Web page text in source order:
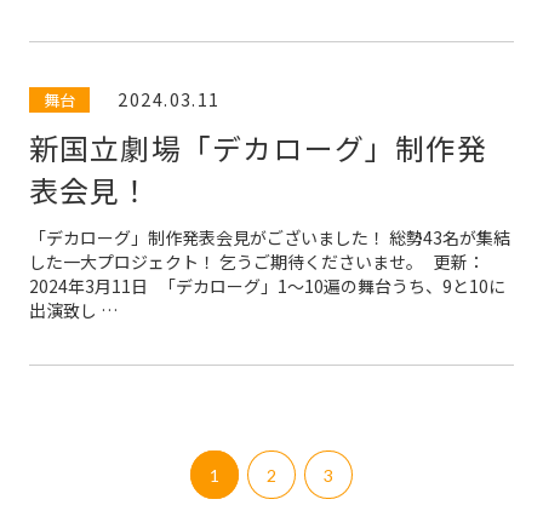
舞台 2024.03.11
新国立劇場「デカローグ」制作発
表会見！
「デカローグ」制作発表会見がございました！ 総勢43名が集結
した一大プロジェクト！ 乞うご期待くださいませ。 更新：
2024年3月11日 「デカローグ」1〜10遍の舞台うち、9と10に
出演致し …
1 2 3